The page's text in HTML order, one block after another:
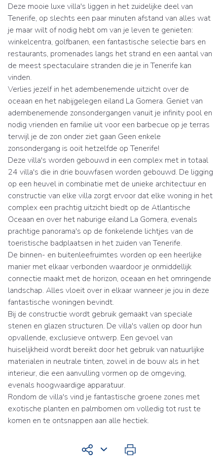
Deze mooie luxe villa's liggen in het zuidelijke deel van
Tenerife, op slechts een paar minuten afstand van alles wat
je maar wilt of nodig hebt om van je leven te genieten:
winkelcentra, golfbanen, een fantastische selectie bars en
restaurants, promenades langs het strand en een aantal van
de meest spectaculaire stranden die je in Tenerife kan
vinden.
Verlies jezelf in het adembenemende uitzicht over de
oceaan en het nabijgelegen eiland La Gomera. Geniet van
adembenemende zonsondergangen vanuit je infinity pool en
nodig vrienden en familie uit voor een barbecue op je terras
terwijl je de zon onder ziet gaan Geen enkele
zonsondergang is ooit hetzelfde op Tenerife!
Deze villa's worden gebouwd in een complex met in totaal
24 villa's die in drie bouwfasen worden gebouwd. De ligging
op een heuvel in combinatie met de unieke architectuur en
constructie van elke villa zorgt ervoor dat elke woning in het
complex een prachtig uitzicht biedt op de Atlantische
Oceaan en over het naburige eiland La Gomera, evenals
prachtige panorama's op de fonkelende lichtjes van de
toeristische badplaatsen in het zuiden van Tenerife.
De binnen- en buitenleefruimtes worden op een heerlijke
manier met elkaar verbonden waardoor je onmiddellijk
connectie maakt met de horizon, oceaan en het omringende
landschap. Alles vloeit over in elkaar wanneer je jou in deze
fantastische woningen bevindt.
Bij de constructie wordt gebruik gemaakt van speciale
stenen en glazen structuren. De villa's vallen op door hun
opvallende, exclusieve ontwerp. Een gevoel van
huiselijkheid wordt bereikt door het gebruik van natuurlijke
materialen in neutrale tinten, zowel in de bouw als in het
interieur, die een aanvulling vormen op de omgeving,
evenals hoogwaardige apparatuur.
Rondom de villa's vind je fantastische groene zones met
exotische planten en palmbomen om volledig tot rust te
komen en te ontsnappen aan alle hectiek.